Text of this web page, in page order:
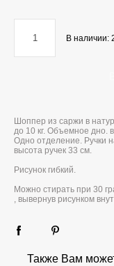
В наличии:
Шоппер из саржи в
до 10 кг. Объемное дно.
Одно отделение. Ручки
высота ручек 33 см.
Рисунок гибкий.
Можно стирать при 30
, вывернув рисунком
Также Вам